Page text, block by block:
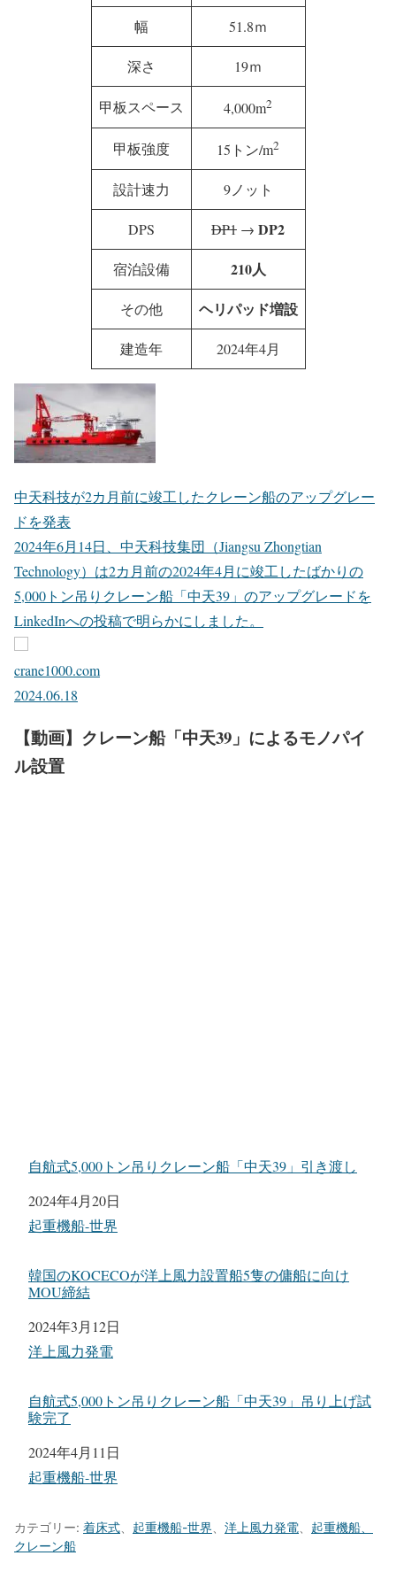
幅 51.8ｍ
深さ 19ｍ
甲板スペース 4,000m2
甲板強度 15トン/m2
設計速力 9ノット
DPS DP1 → DP2
宿泊設備 210人
その他 ヘリパッド増設
建造年 2024年4月
中天科技が2カ月前に竣工したクレーン船のアップグレー
ドを発表
2024年6月14日、中天科技集団（Jiangsu Zhongtian
Technology）は2カ月前の2024年4月に竣工したばかりの
5,000トン吊りクレーン船「中天39」のアップグレードを
LinkedInへの投稿で明らかにしました。
crane1000.com
2024.06.18
【動画】クレーン船「中天39」によるモノパイ
ル設置
自航式5,000トン吊りクレーン船「中天39」引き渡し
日付
2024年4月20日
関連理由
起重機船-世界
韓国のKOCECOが洋上風力設置船5隻の傭船に向け
MOU締結
日付
2024年3月12日
関連理由
洋上風力発電
自航式5,000トン吊りクレーン船「中天39」吊り上げ試
験完了
日付
2024年4月11日
関連理由
起重機船-世界
カテゴリー: 着床式 起重機船-世界 洋上風力発電
起重機船、
クレーン船